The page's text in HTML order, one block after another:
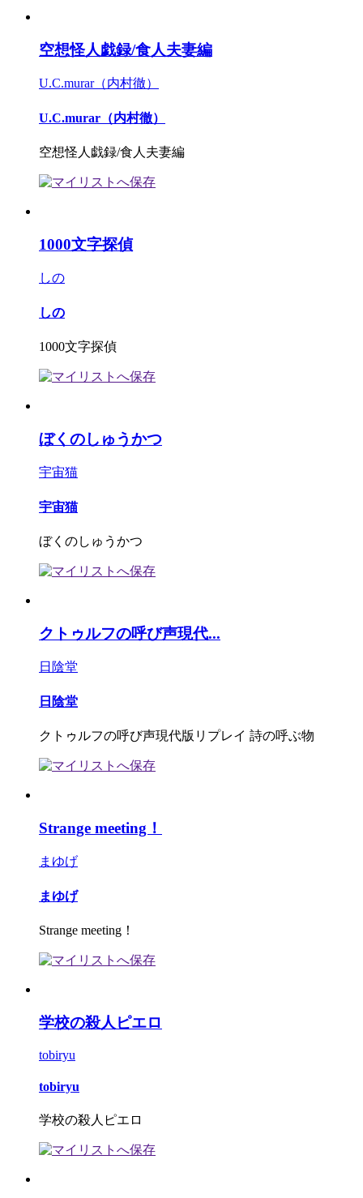
空想怪人戯録/食人夫妻編
U.C.murar（内村徹）
U.C.murar（内村徹）
空想怪人戯録/食人夫妻編
1000文字探偵
しの
しの
1000文字探偵
ぼくのしゅうかつ
宇宙猫
宇宙猫
ぼくのしゅうかつ
クトゥルフの呼び声現代...
日陰堂
日陰堂
クトゥルフの呼び声現代版リプレイ 詩の呼ぶ物
Strange meeting！
まゆげ
まゆげ
Strange meeting！
学校の殺人ピエロ
tobiryu
tobiryu
学校の殺人ピエロ